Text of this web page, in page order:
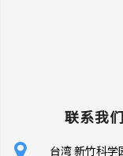
联系我
台湾 新竹科学